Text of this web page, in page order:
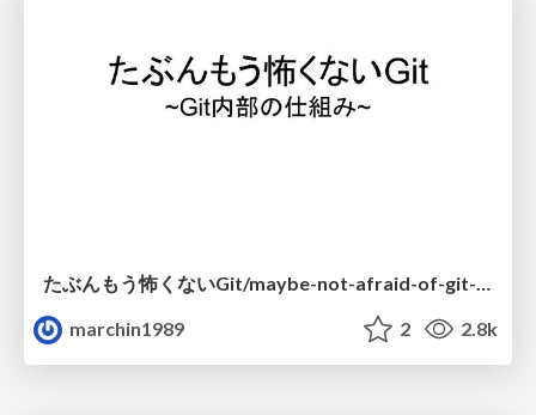
marchin1989
2 2.8k